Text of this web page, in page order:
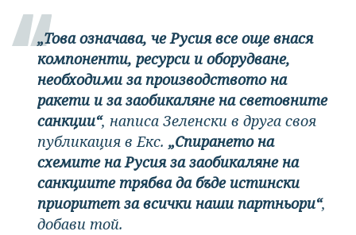
„Това означава, че Русия все още внася
компоненти, ресурси и оборудване,
необходими за производството на
ракети и за заобикаляне на световните
санкции“, написа Зеленски в друга своя
публикация в Екс. „Спирането на
схемите на Русия за заобикаляне на
санкциите трябва да бъде истински
приоритет за всички наши партньори“,
добави той.